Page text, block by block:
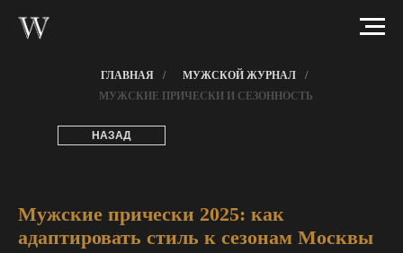
ГЛАВНАЯ / МУЖСКОЙ ЖУРНАЛ
/
МУЖСКИЕ ПРИЧЕСКИ И СЕЗОННОСТЬ
НАЗАД
Мужские прически 2025: как
адаптировать стиль к сезонам Москвы